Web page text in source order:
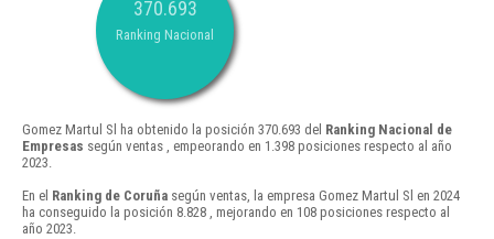
370.693
Ranking Nacional
Gomez Martul Sl ha obtenido la posición 370.693 del Ranking Nacional de
Empresas según ventas , empeorando en 1.398 posiciones respecto al año
2023.
En el Ranking de Coruña según ventas, la empresa Gomez Martul Sl en 2024
ha conseguido la posición 8.828 , mejorando en 108 posiciones respecto al
año 2023.